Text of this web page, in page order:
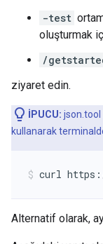
-test
oluşturmak
/
ziyaret edin.
İPUCU: json.tool
kullanarak
curl
Alternatif olarak,